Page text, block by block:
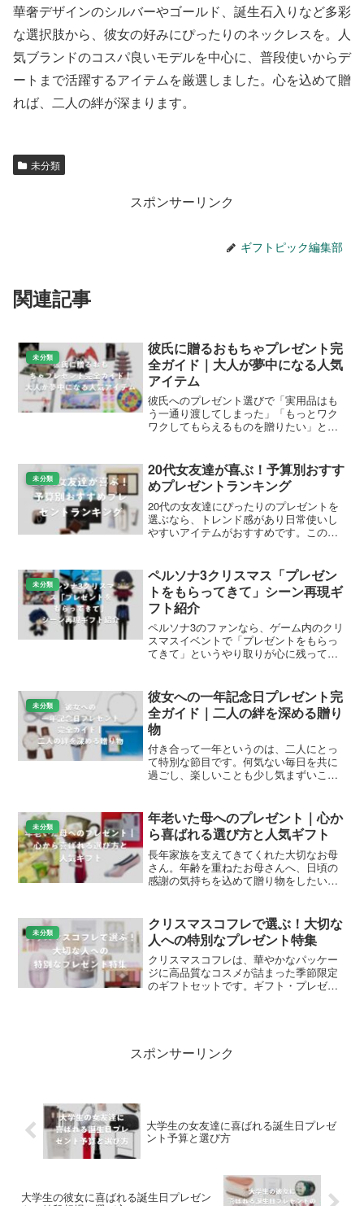
大人可愛いデザイン。
クール系 : TIFFANYリボンやSWINGING MOONの
ミステリアスモチーフ。
ナチュラル系: NOJESSクラウンやカナル4℃の華
の天然石。
プレゼントの渡し方アイデア
ネックレスをより喜んでもらうために、誕生日にサプライ
ズで。ペアで揃えたり、手紙を添えたりすると感動倍増。
用しましょう。彼女の反応を想像するだけでワクワクしま
す。
長く美しく使うために、汗や水に強い素材を選び、使用後
は柔らかい布で拭きましょう。収納時はケースに入れて傷
を防ぎます。シルバー製品は変色防止スプレーも便利で
す。
まとめ
大学生の彼女にネックレスをプレゼントすれば、日常をよ
りおしゃれに彩れます。予算やスタイルに合ったものを選
べば、きっと喜ばれます。Amazonや楽天でレビューをチ
ェックして最適な一本を。
大学生の彼女に贈る！おすすめネックレス
の選び方と人気商品紹介をまとめました
華奢デザインのシルバーやゴールド、誕生石入りなど多彩
気ブランドのコスパ良いモデルを中心に、普段使いからデ
ートまで活躍するアイテムを厳選しました。心を込めて贈
れば、二人の絆が深まります。
スポンサーリンク
関連記事